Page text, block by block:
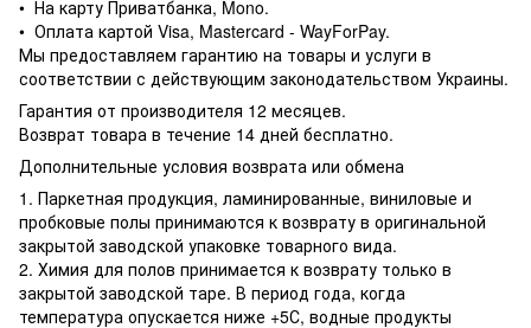
• На карту Приватбанка, Mono.
• Оплата картой Visa, Mastercard - WayForPay.
Мы предоставляем гарантию на товары и услуги в
соответствии с действующим законодательством Украины.
Гарантия от производителя 12 месяцев.
Возврат товара в течение 14 дней бесплатно.
Дополнительные условия возврата или обмена
1. Паркетная продукция, ламинированные, виниловые и
пробковые полы принимаются к возврату в оригинальной
закрытой заводской упаковке товарного вида.
2. Химия для полов принимается к возврату только в
закрытой заводской таре. В период года, когда
температура опускается ниже +5С, водные продукты